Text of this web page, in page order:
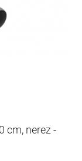
cm, nerez -